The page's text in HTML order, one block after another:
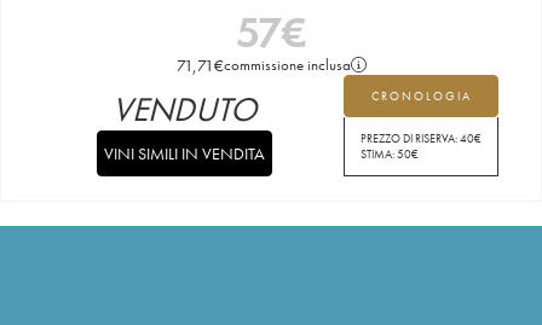
57€
71,71€commissione inclusa
CRONOLOGIA
PREZZO DI RISERVA:40€
STIMA:50€
VENDUTO
VINI SIMILI IN VENDITA